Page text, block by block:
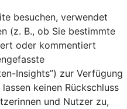
besuchen, verwendet
(z. B., ob Sie bestimmte
oder kommentiert
Insights”) zur Verfügung
keinen Rückschluss
und Nutzer zu,